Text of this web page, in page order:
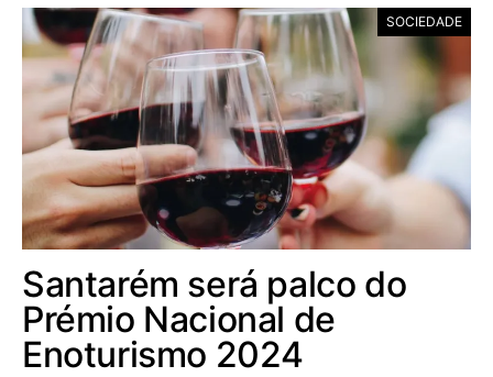
SOCIEDADE
Santarém será palco do
Prémio Nacional de
Enoturismo 2024